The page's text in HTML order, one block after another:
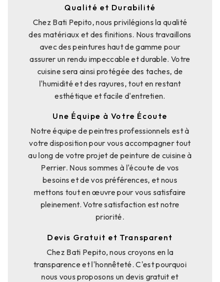
Qualité et Durabilité
Chez Bati Pepito, nous privilégions la qualité
des matériaux et des finitions. Nous travaillons
avec des peintures haut de gamme pour
assurer un rendu impeccable et durable. Votre
cuisine sera ainsi protégée des taches, de
l'humidité et des rayures, tout en restant
esthétique et facile d'entretien.
Une Équipe à Votre Écoute
Notre équipe de peintres professionnels est à
votre disposition pour vous accompagner tout
au long de votre projet de peinture de cuisine à
Perrier. Nous sommes à l'écoute de vos
besoins et de vos préférences, et nous
mettons tout en œuvre pour vous satisfaire
pleinement. Votre satisfaction est notre
priorité.
Devis Gratuit et Transparent
Chez Bati Pepito, nous croyons en la
transparence et l'honnêteté. C'est pourquoi
nous vous proposons un devis gratuit et